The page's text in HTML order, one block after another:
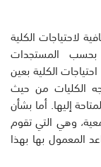
لاحتياجات الكلية
بحسب المستجدات
الكلية بعين
الكليات من حيث
إليها. أما بشأن
وهي التي تقوم
المعمول بها بهذا